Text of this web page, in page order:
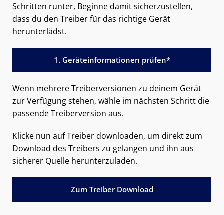
Schritten runter, Beginne damit sicherzustellen,
dass du den Treiber für das richtige Gerät
herunterlädst.
1. Geräteinformationen prüfen*
Wenn mehrere Treiberversionen zu deinem Gerät
zur Verfügung stehen, wähle im nächsten Schritt die
passende Treiberversion aus.
Klicke nun auf Treiber downloaden, um direkt zum
Download des Treibers zu gelangen und ihn aus
sicherer Quelle herunterzuladen.
Zum Treiber Download